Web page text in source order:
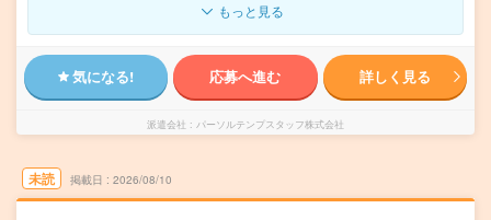
もっと見る
気になる! 応募へ進む 詳しく見る
派遣会社 パーソルテンプスタッフ株式会社
未読 掲載日 2026/08/10